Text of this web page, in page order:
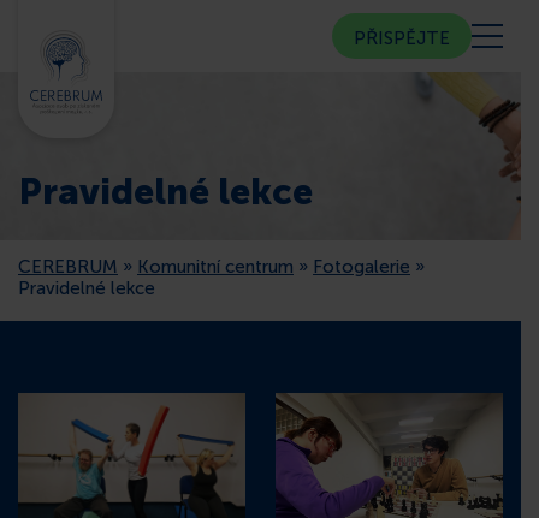
PORADNA
ČLENSTVÍ
CEREBRUM V MÉDIÍCH
PŘISPĚJTE
Pravidelné lekce
CEREBRUM » Komunitní centrum » Fotogalerie »
Pravidelné lekce